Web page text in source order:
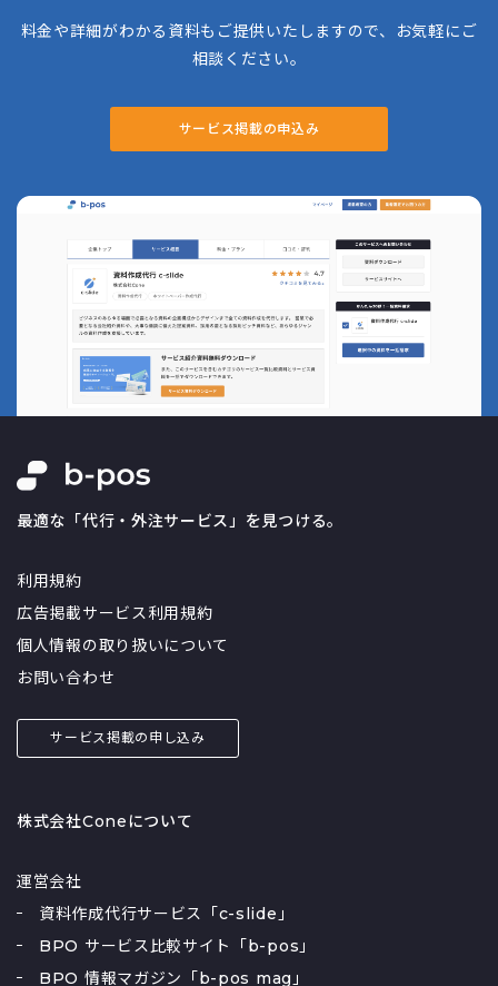
料金や詳細がわかる資料もご提供いたしますので、お気軽にご
相談ください。
サービス掲載の申込み
最適な「代行・外注サービス」を見つける。
利用規約
広告掲載サービス利用規約
個人情報の取り扱いについて
お問い合わせ
サービス掲載の申し込み
株式会社Coneについて
運営会社
資料作成代行サービス「c-slide」
BPO サービス比較サイト「b-pos」
BPO 情報マガジン「b-pos mag」